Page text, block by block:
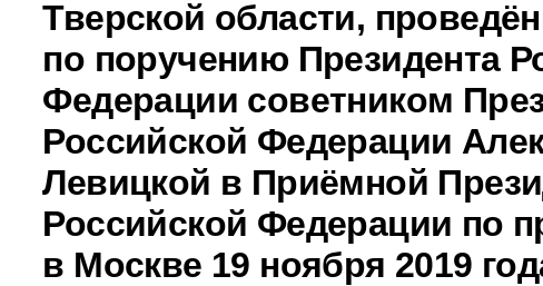
Тверской области,
по поручению Президента
Федерации советником
Российской Федерации
Левицкой в Приёмной
Российской Федерации по
в Москве 19 ноября 2019